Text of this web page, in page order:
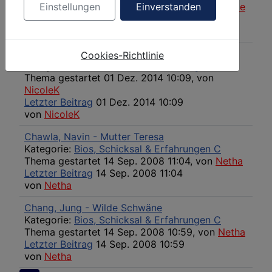
Thema gestartet 17 Mai 2017 13:39, von
Meggie
Letzter Beitrag17 Mai 2017 13:39
Chase, Truddi: Aufschrei
Thema gestartet 01 Dez. 2014 10:09, von
NicoleK
Letzter Beitrag 01 Dez. 2014 10:09
von NicoleK
Chawla, Navin - Mutter Teresa
Kategorie: Bios, Schicksal & Erfahrungen C
Thema gestartet 14 Sep. 2008 11:04, von Netha
Letzter Beitrag 14 Sep. 2008 11:04
von Netha
Chang, Jung - Wilde Schwäne
Kategorie: Bios, Schicksal & Erfahrungen C
Thema gestartet 14 Sep. 2008 10:59, von Netha
Letzter Beitrag 14 Sep. 2008 10:59
von Netha
Einstellungen Einverstanden
Cookies-Richtlinie